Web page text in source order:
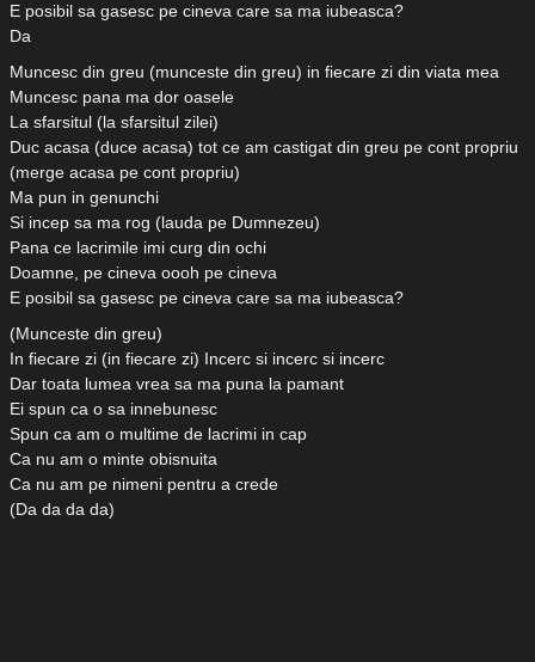
E posibil sa gasesc pe cineva care sa ma iubeasca?
Da
Muncesc din greu (munceste din greu) in fiecare zi din viata mea
Muncesc pana ma dor oasele
La sfarsitul (la sfarsitul zilei)
Duc acasa (duce acasa) tot ce am castigat din greu pe cont propriu
(merge acasa pe cont propriu)
Ma pun in genunchi
Si incep sa ma rog (lauda pe Dumnezeu)
Pana ce lacrimile imi curg din ochi
Doamne, pe cineva oooh pe cineva
E posibil sa gasesc pe cineva care sa ma iubeasca?
(Munceste din greu)
In fiecare zi (in fiecare zi) Incerc si incerc si incerc
Dar toata lumea vrea sa ma puna la pamant
Ei spun ca o sa innebunesc
Spun ca am o multime de lacrimi in cap
Ca nu am o minte obisnuita
Ca nu am pe nimeni pentru a crede
(Da da da da)